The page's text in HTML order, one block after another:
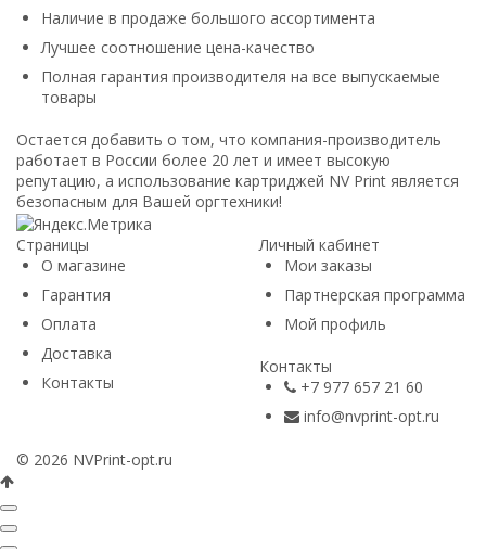
Наличие в продаже большого ассортимента
Лучшее соотношение цена-качество
Полная гарантия производителя на все выпускаемые
товары
Остается добавить о том, что компания-производитель
работает в России более 20 лет и имеет высокую
репутацию, а использование картриджей NV Print является
безопасным для Вашей оргтехники!
Страницы
О магазине
Гарантия
Оплата
Доставка
Контакты
Личный кабинет
Мои заказы
Партнерская программа
Мой профиль
Контакты
+7 977 657 21 60
info@nvprint-opt.ru
© 2026 NVPrint-opt.ru